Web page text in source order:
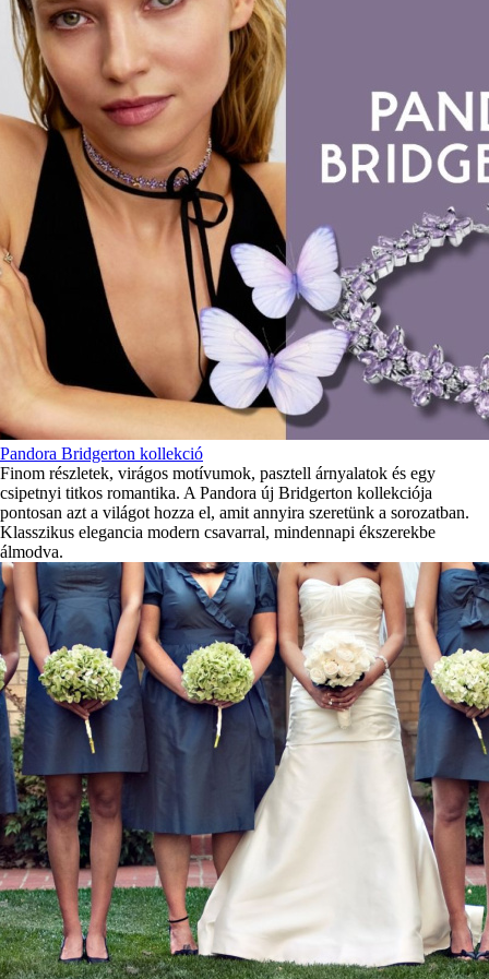
Pandora Bridgerton kollekció
Finom részletek, virágos motívumok, pasztell árnyalatok és egy
csipetnyi titkos romantika. A Pandora új Bridgerton kollekciója
pontosan azt a világot hozza el, amit annyira szeretünk a sorozatban.
Klasszikus elegancia modern csavarral, mindennapi ékszerekbe
álmodva.